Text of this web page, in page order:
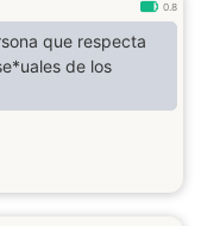
0.8
que respecta
de los